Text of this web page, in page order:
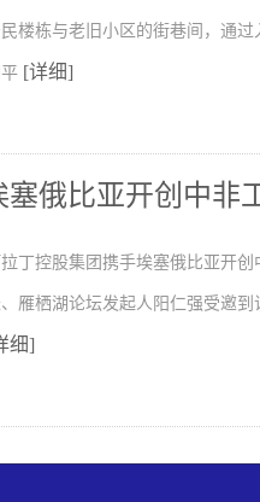
楼栋与老旧小区的街巷间，通
[详细]
塞俄比亚开创中非
拉丁控股集团携手埃塞俄比亚开
雁栖湖论坛发起人阳仁强受邀
细]